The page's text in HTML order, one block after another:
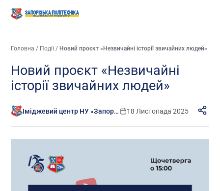
Головна / Події/ Новий проєкт «Незвичайні історії звичайних людей»
Новий проєкт «Незвичайні
історії звичайних людей»
Іміджевий центр НУ «Запорізька політехніка» 18 Листопада 2025